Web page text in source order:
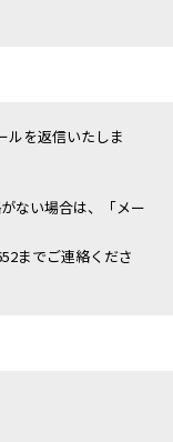
ルを返信いたしま
ない場合は、「メー
までご連絡くださ